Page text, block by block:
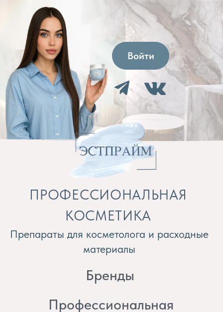
Препараты для косметолога и расходные
материалы
ПРОФЕССИОНАЛЬНАЯ
КОСМЕТИКА
Бренды
Профессиональная
Препараты косметолога
Доставка